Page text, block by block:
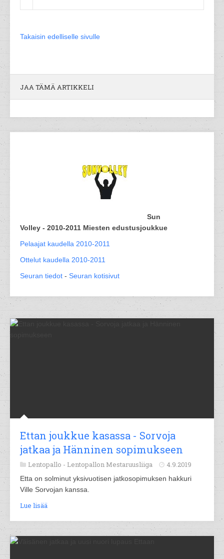
Takaisin edelliselle sivulle
JAA TÄMÄ ARTIKKELI
Sun
Volley - 2010-2011 Miesten edustusjoukkue
Pelaajat kaudella 2010-2011
Ottelut kaudella 2010-2011
Seuran tiedot - Seuran kotisivut
Ettan joukkue kasassa - Sorvoja
jatkaa ja Hänninen sopimukseen
Lentopallo - Lentopallon Mestaruusliiga 4.9.2019
Etta on solminut yksivuotisen jatkosopimuksen hakkuri
Ville Sorvojan kanssa.
Lue lisää